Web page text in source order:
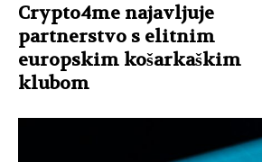
Crypto4me najavljuje
partnerstvo s elitnim
europskim košarkaškim
klubom